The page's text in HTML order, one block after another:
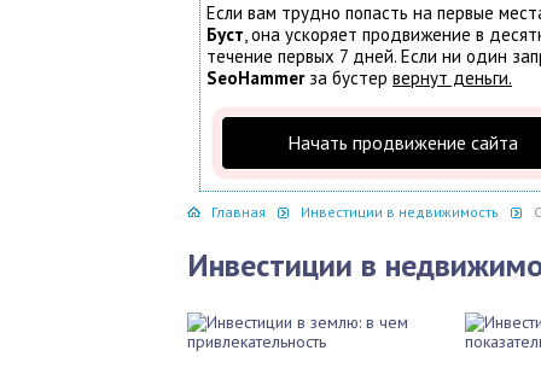
Если вам трудно попасть на первые
Буст, она ускоряет продвижение в
течение первых 7 дней. Если ни один
SeoHammerза бустер вернут деньги.
Начать продвижение сайта
Главная Инвестиции в недвижимость
Инвестиции в